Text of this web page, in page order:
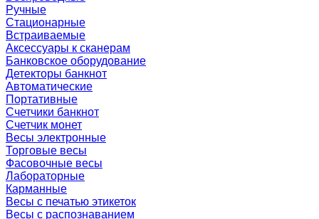
Ручные
Стационарные
Встраиваемые
Аксессуары к сканерам
Банковское оборудование
Детекторы банкнот
Автоматические
Портативные
Счетчики банкнот
Счетчик монет
Весы электронные
Торговые весы
Фасовочные весы
Лабораторные
Карманные
Весы с печатью этикеток
Весы с распознаванием